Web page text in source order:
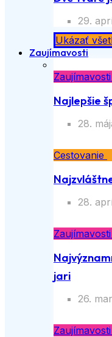
29.
Ukázať
Zaujímavosti
Zaujímavosti
Najlepšie
28.
Cestovanie
28.
Zaujímavosti
jari
26.
Zaujímavosti